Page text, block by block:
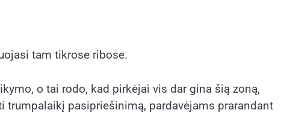
tam tikrose ribose.
o tai rodo, kad pirkėjai vis dar gina šią zoną,
pasipriešinimą, pardavėjams prarandant